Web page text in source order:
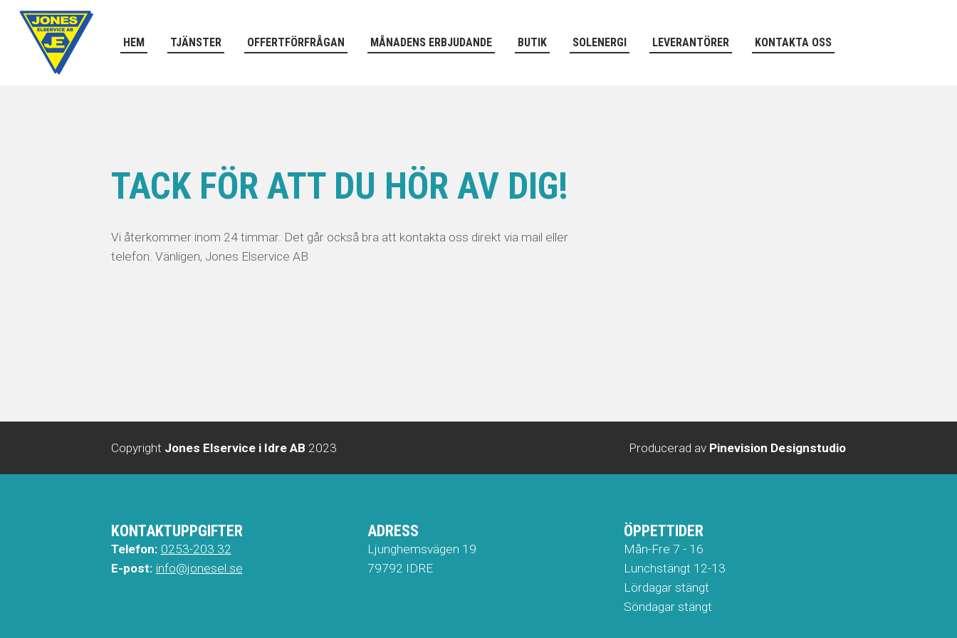
HEM TJÄNSTER OFFERTFÖRFRÅGAN MÅNADENS ERBJUDANDE BUTIK SOLENERGI LEVERANTÖRER KONTAKTA OSS
TACK FÖR ATT DU HÖR AV DIG!
​​​​​​​Vi återkommer inom 24 timmar. Det går också bra att kontakta oss direkt via mail eller
telefon. Vänligen, Jones Elservice AB
Copyright Jones Elservice i Idre AB 2023 Producerad av Pinevision Designstudio
KONTAKTUPPGIFTER
Telefon: 0253-203 32
E-post: info@jonesel.se
ADRESS
​Ljunghemsvägen 19
79792 IDRE
ÖPPETTIDER
Mån-Fre 7 - 16
​​​​​​​Lunchstängt 12-13
Lördagar stängt
​​​​​​​Söndagar stängt